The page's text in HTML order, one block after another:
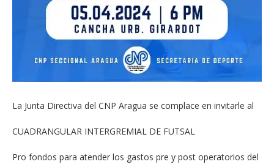
La Junta Directiva del CNP Aragua se complace en invitarle al
CUADRANGULAR INTERGREMIAL DE FUTSAL
Pro fondos para atender los gastos pre y post operatorios del